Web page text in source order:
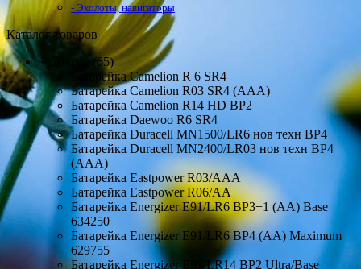
- Эхолоты, навигаторы
Каталог товаров
+
(65)
Батарейка Camelion R 6 SR4
Батарейка Camelion R03 SR4 (AAA)
Батарейка Camelion R14 HD BP2
Батарейка Daewoo R6 SR4
Батарейка Duracell MN1500/LR6 нов техн BP4
Батарейка Duracell MN2400/LR03 нов техн BP4
(AAA)
Батарейка Eastpower R03/AAA
Батарейка Eastpower R06/AA
Батарейка Energizer E91/LR6 BP3+1 (АА) Base
634250
Батарейка Energizer E91/LR6 BP4 (АА) Maximum
629755
Батарейка Energizer E93/LR14 BP2 Ultra/Base